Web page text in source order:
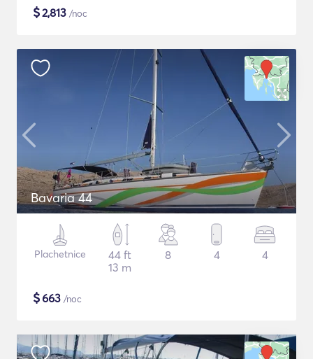
$2,813 /noc
Bavaria 44
Plachetnice
44 ft
13 m
8 4 4
$663 /noc